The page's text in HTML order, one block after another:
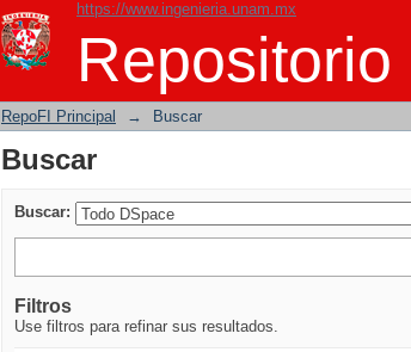
https://www.ingenieria.unam.mx
Buscar
RepoFI Principal → Buscar
Buscar
Buscar:
Filtros
Use filtros para refinar sus resultados.